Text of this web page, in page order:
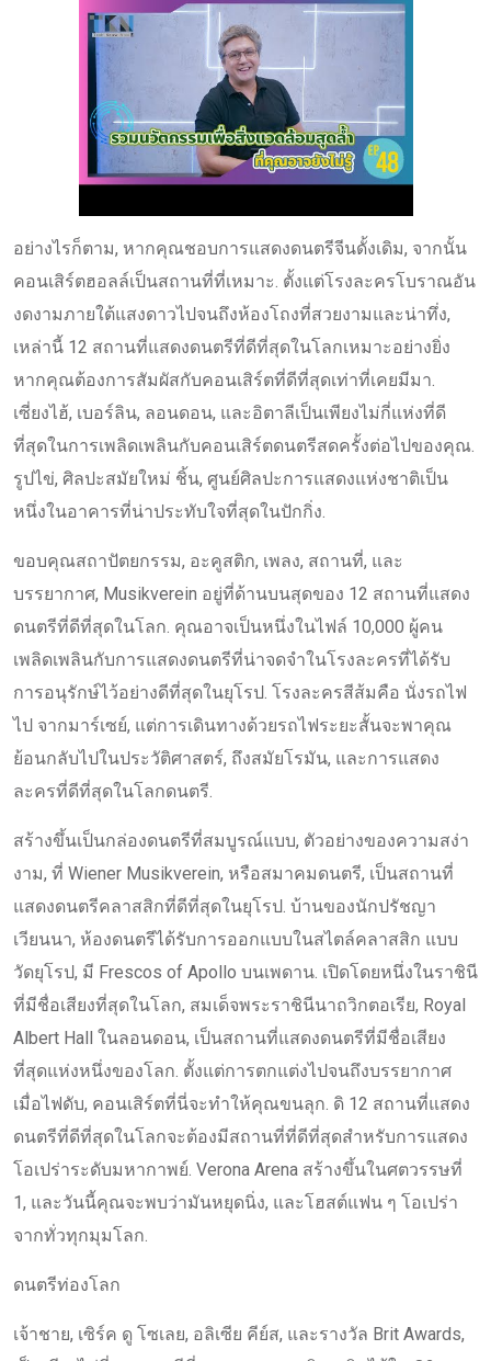
อย่างไรก็ตาม, หากคุณชอบการแสดงดนตรีจีนดั้งเดิม, จากนั้น
คอนเสิร์ตฮอลล์เป็นสถานที่ที่เหมาะ. ตั้งแต่โรงละครโบราณอัน
งดงามภายใต้แสงดาวไปจนถึงห้องโถงที่สวยงามและน่าทึ่ง,
เหล่านี้ 12 สถานที่แสดงดนตรีที่ดีที่สุดในโลกเหมาะอย่างยิ่ง
หากคุณต้องการสัมผัสกับคอนเสิร์ตที่ดีที่สุดเท่าที่เคยมีมา.
เซี่ยงไฮ้, เบอร์ลิน, ลอนดอน, และอิตาลีเป็นเพียงไม่กี่แห่งที่ดี
ที่สุดในการเพลิดเพลินกับคอนเสิร์ตดนตรีสดครั้งต่อไปของคุณ.
รูปไข่, ศิลปะสมัยใหม่ ชิ้น, ศูนย์ศิลปะการแสดงแห่งชาติเป็น
หนึ่งในอาคารที่น่าประทับใจที่สุดในปักกิ่ง.
ขอบคุณสถาปัตยกรรม, อะคูสติก, เพลง, สถานที่, และ
บรรยากาศ, Musikverein อยู่ที่ด้านบนสุดของ 12 สถานที่แสดง
ดนตรีที่ดีที่สุดในโลก. คุณอาจเป็นหนึ่งในไฟล์ 10,000 ผู้คน
เพลิดเพลินกับการแสดงดนตรีที่น่าจดจำในโรงละครที่ได้รับ
การอนุรักษ์ไว้อย่างดีที่สุดในยุโรป. โรงละครสีส้มคือ นั่งรถไฟ
ไป จากมาร์เซย์, แต่การเดินทางด้วยรถไฟระยะสั้นจะพาคุณ
ย้อนกลับไปในประวัติศาสตร์, ถึงสมัยโรมัน, และการแสดง
ละครที่ดีที่สุดในโลกดนตรี.
สร้างขึ้นเป็นกล่องดนตรีที่สมบูรณ์แบบ, ตัวอย่างของความสง่า
งาม, ที่ Wiener Musikverein, หรือสมาคมดนตรี, เป็นสถานที่
แสดงดนตรีคลาสสิกที่ดีที่สุดในยุโรป. บ้านของนักปรัชญา
เวียนนา, ห้องดนตรีได้รับการออกแบบในสไตล์คลาสสิก แบบ
วัดยุโรป, มี Frescos of Apollo บนเพดาน. เปิดโดยหนึ่งในราชินี
ที่มีชื่อเสียงที่สุดในโลก, สมเด็จพระราชินีนาถวิกตอเรีย, Royal
Albert Hall ในลอนดอน, เป็นสถานที่แสดงดนตรีที่มีชื่อเสียง
ที่สุดแห่งหนึ่งของโลก. ตั้งแต่การตกแต่งไปจนถึงบรรยากาศ
เมื่อไฟดับ, คอนเสิร์ตที่นี่จะทำให้คุณขนลุก. ดิ 12 สถานที่แสดง
ดนตรีที่ดีที่สุดในโลกจะต้องมีสถานที่ที่ดีที่สุดสำหรับการแสดง
โอเปร่าระดับมหากาพย์. Verona Arena สร้างขึ้นในศตวรรษที่
1, และวันนี้คุณจะพบว่ามันหยุดนิ่ง, และโฮสต์แฟน ๆ โอเปร่า
จากทั่วทุกมุมโลก.
ดนตรีท่องโลก
เจ้าชาย, เซิร์ค ดู โซเลย, อลิเซีย คีย์ส, และรางวัล Brit Awards,